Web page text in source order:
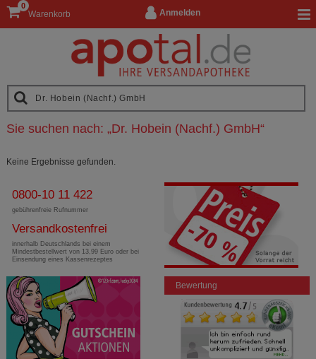
Anmelden
Warenkorb
0
Sie suchen nach: „Dr. Hobein (Nachf.) GmbH“
Keine Ergebnisse gefunden.
0800-10 11 422
gebührenfreie Rufnummer
Versandkostenfrei
innerhalb Deutschlands bei einem
Mindestbestellwert von 13,99 Euro oder bei
Einsendung eines Kassenrezeptes
Bewertung